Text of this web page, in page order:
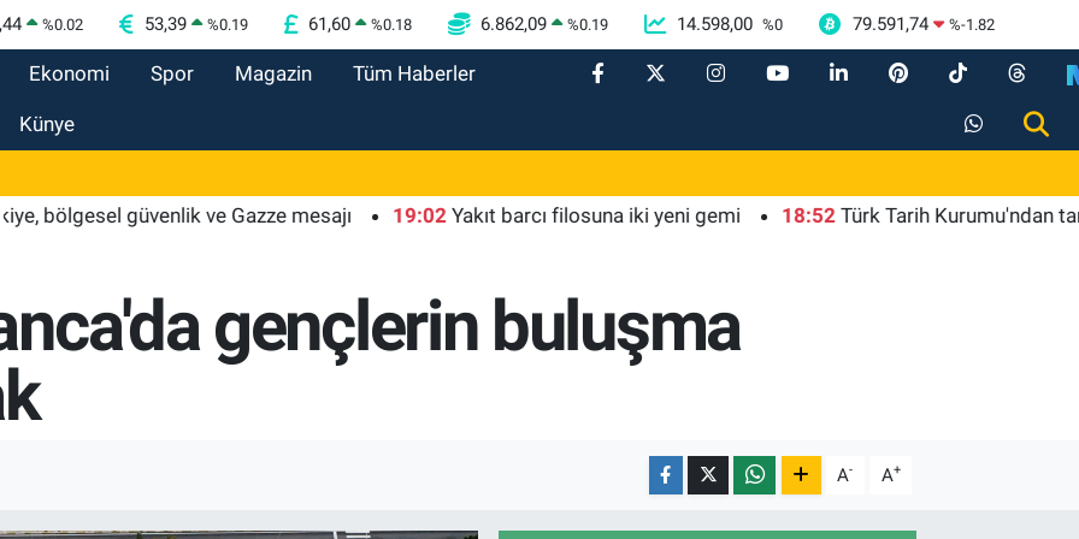
%0.02 53,39 %0.19 61,60 %0.18 6.862,09 %0.19 14.598,00 %0 79.591,74 %-1.82
Ekonomi Spor Magazin Tüm Haberler
Künye
güvenlik ve Gazze mesajı 19:02 Yakıt barcı filosuna iki yeni gemi 18:52 Türk Tarih Kurumu'ndan tarihi
gençlerin buluşma
A- A+